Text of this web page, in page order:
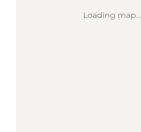
Loading map...